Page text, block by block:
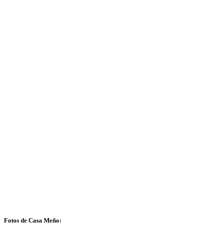
Fotos de Casa Meño: